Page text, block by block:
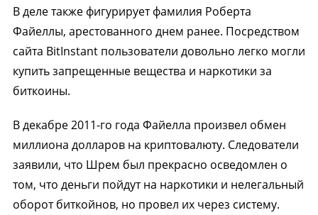
В деле также фигурирует фамилия Роберта
Файеллы, арестованного днем ранее. Посредством
сайта BitInstant пользователи довольно легко могли
купить запрещенные вещества и наркотики за
биткоины.
В декабре 2011-го года Файелла произвел обмен
миллиона долларов на криптовалюту. Следователи
заявили, что Шрем был прекрасно осведомлен о
том, что деньги пойдут на наркотики и нелегальный
оборот биткойнов, но провел их через систему.